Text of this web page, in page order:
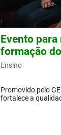
Evento
formação
Ensino
Promovido pelo
fortalece a